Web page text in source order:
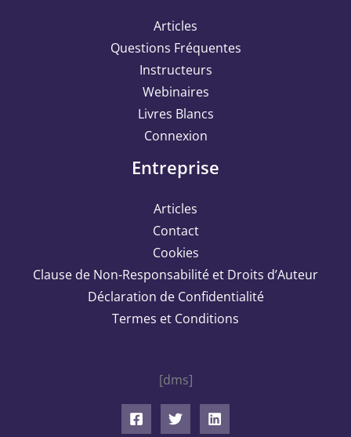
Articles
Questions Fréquentes
Instructeurs
Webinaires
Livres Blancs
Connexion
Entreprise
Articles
Contact
Cookies
Clause de Non-Responsabilité et Droits d’Auteur
Déclaration de Confidentialité
Termes et Conditions
[dms]